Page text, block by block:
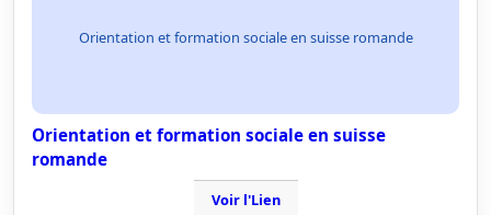
Orientation et formation sociale en suisse romande
Orientation et formation sociale en suisse
romande
Voir l'Lien